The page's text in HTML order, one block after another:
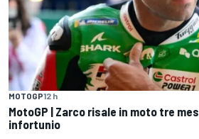
MOTOGP12 h
MotoGP | Zarco risale in moto tre
infortunio